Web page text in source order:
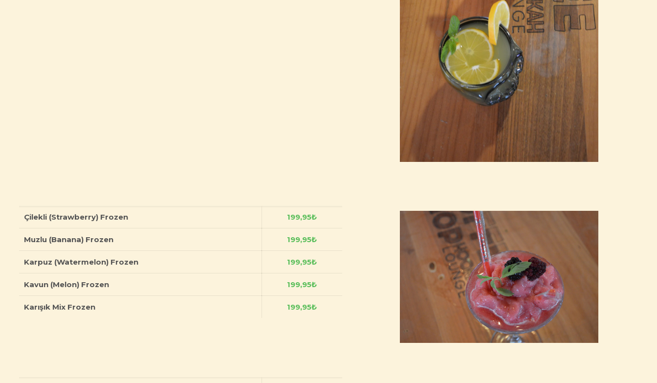
Çilekli (Strawberry) Frozen 199,95₺
Muzlu (Banana) Frozen 199,95₺
Karpuz (Watermelon) Frozen 199,95₺
Kavun (Melon) Frozen 199,95₺
Karışık Mix Frozen 199,95₺